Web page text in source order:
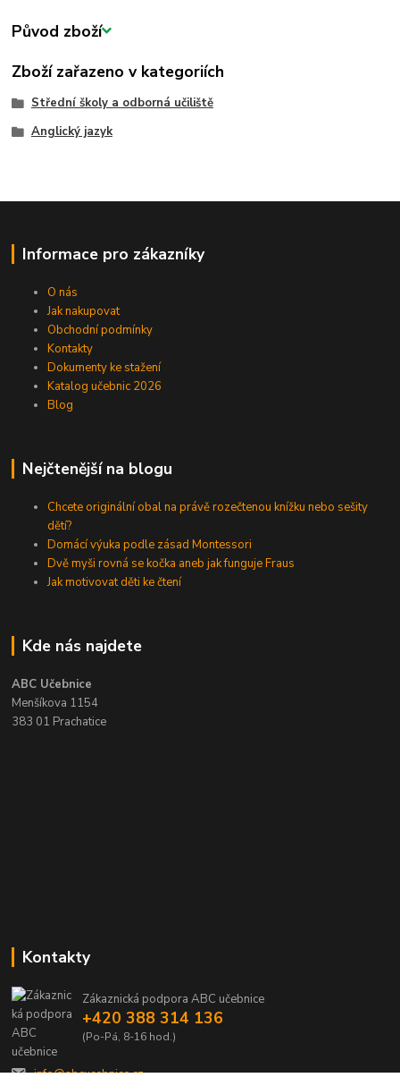
Původ zboží
Zboží zařazeno v kategoriích
Střední školy a odborná učiliště
Anglický jazyk
Informace pro zákazníky
O nás
Jak nakupovat
Obchodní podmínky
Kontakty
Dokumenty ke stažení
Katalog učebnic 2026
Blog
Nejčtenější na blogu
Chcete originální obal na právě rozečtenou knížku nebo sešity
dětí?
Domácí výuka podle zásad Montessori
Dvě myši rovná se kočka aneb jak funguje Fraus
Jak motivovat děti ke čtení
Kde nás najdete
ABC Učebnice
Menšíkova 1154
383 01 Prachatice
Kontakty
Zákaznická podpora ABC učebnice
+420 388 314 136
(Po-Pá, 8-16 hod.)